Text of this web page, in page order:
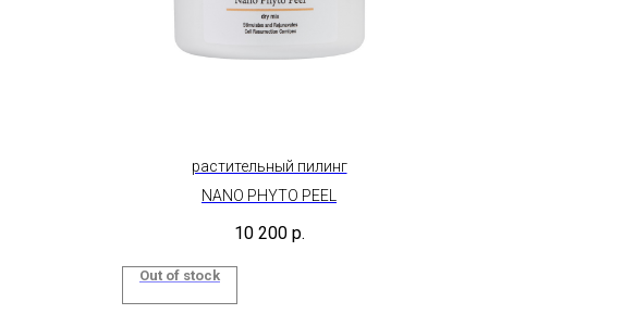
растительный пилинг
NANO PHYTO PEEL
10 200 р.
Out of stock